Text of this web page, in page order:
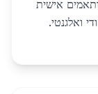
אישית
ואלגנטי.